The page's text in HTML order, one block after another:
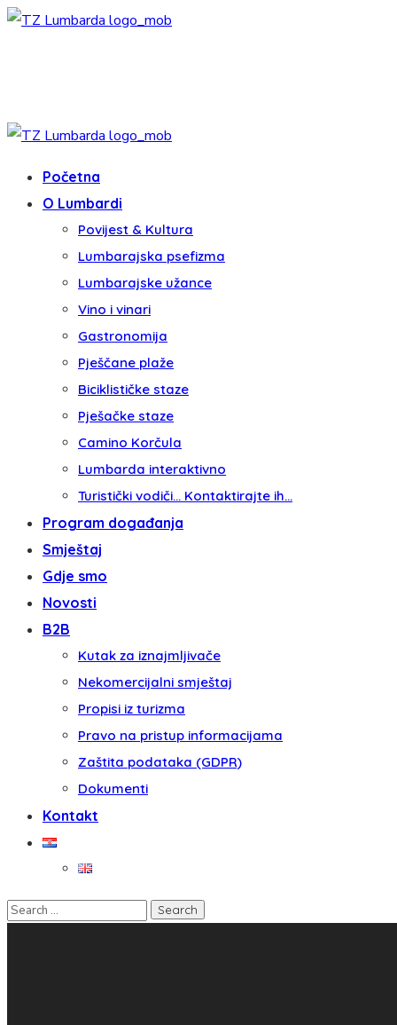
Početna
O Lumbardi
Povijest & Kultura
Lumbarajska psefizma
Lumbarajske užance
Vino i vinari
Gastronomija
Pješčane plaže
Biciklističke staze
Pješačke staze
Camino Korčula
Lumbarda interaktivno
Turistički vodiči… Kontaktirajte ih…
Program događanja
Smještaj
Gdje smo
Novosti
B2B
Kutak za iznajmljivače
Nekomercijalni smještaj
Propisi iz turizma
Pravo na pristup informacijama
Zaštita podataka (GDPR)
Dokumenti
Kontakt